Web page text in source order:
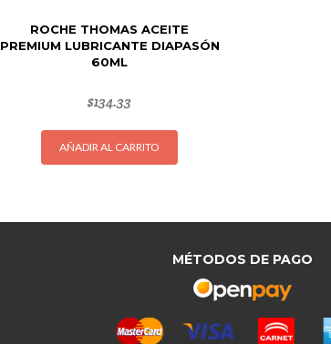
ROCHE THOMAS ACEITE
PREMIUM LUBRICANTE DIAPASÓN
60ML
$134.33
AÑADIR AL CARRITO
MÉTODOS DE PAGO